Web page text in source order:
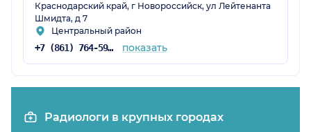
Краснодарский край, г Новороссийск, ул Лейтенанта
Шмидта, д 7
Центральный район
+7 (861) 764-59-36 показать
Радиологи в крупных городах